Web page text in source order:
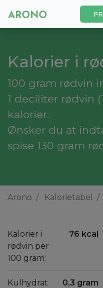
Kalorier i
100 gram rødvin
1 deciliter rødvin
kalorier.
Ønsker du at
spise 130 gram
Arono Kalorietabel
Kalorier i
rødvin per
100 gram:
76 kcal
Kulhydrat
0,3 gram